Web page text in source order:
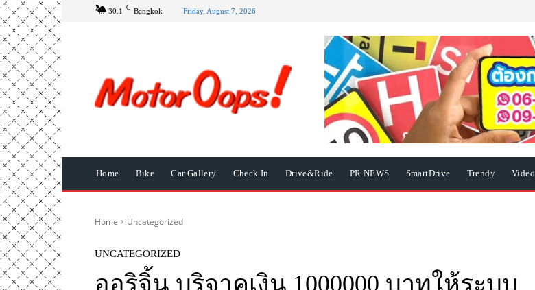
30.1 C Bangkok Friday, August 7, 2026
Home Bike Car Gallery Check In Drive&Ride PR NEWS SmartDrive Trendy Video
Home Uncategorized
UNCATEGORIZED
ออริจิ้น บริจาคเงิน 1000000 บาทให้ระบบ